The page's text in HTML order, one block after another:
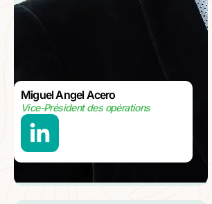
Miguel Angel Acero
Vice-Président des opérations